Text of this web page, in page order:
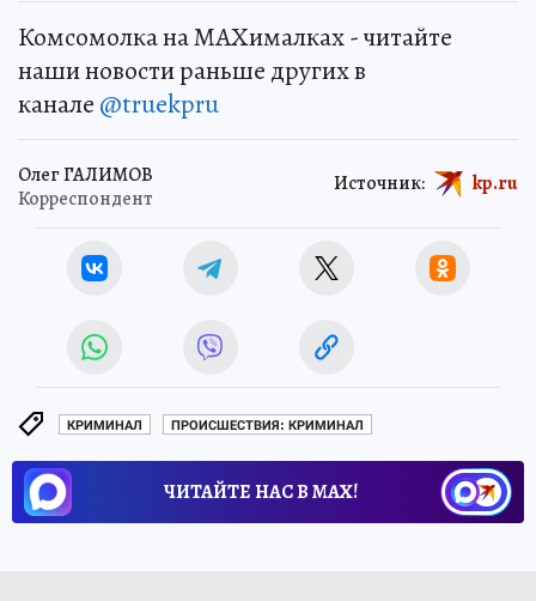
Комсомолка на MAXималках - читайте
наши новости раньше других в
канале @truekpru
Олег ГАЛИМОВ
Корреспондент
Источник: kp.ru
КРИМИНАЛ ПРОИСШЕСТВИЯ: КРИМИНАЛ
ЧИТАЙТЕ НАС В МАХ!